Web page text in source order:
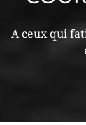
A ceux qui